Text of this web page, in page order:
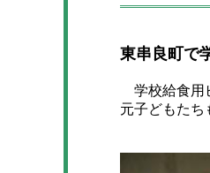
東串良町で
学校給食用
元子どもたち